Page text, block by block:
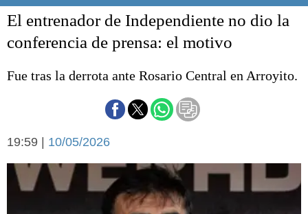
El mundo
Seguridad
Deportes
Escenario Olímpico
Básquetbol
Arte y cultura
Aplausos
Economía y finanzas
El entrenador de Independiente no dio la
conferencia de prensa: el motivo
Fue tras la derrota ante Rosario Central en Arroyito.
19:59 | 10/05/2026